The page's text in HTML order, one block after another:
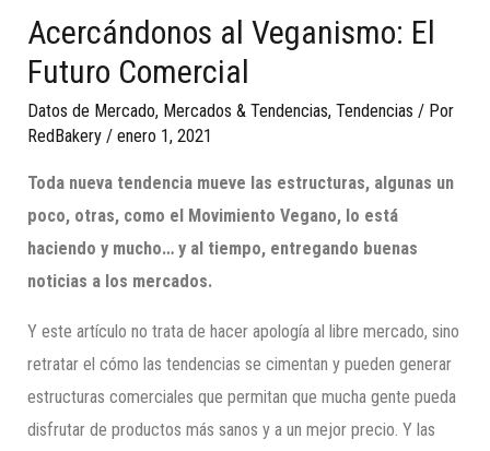
Acercándonos al Veganismo: El
Futuro Comercial
Datos de Mercado, Mercados & Tendencias,Tendencias / Por
RedBakery /enero 1, 2021
Toda nueva tendencia mueve las estructuras, algunas un
poco, otras, como el Movimiento Vegano, lo está
haciendo y mucho… y al tiempo, entregando buenas
noticias a los mercados.
Y este artículo no trata de hacer apología al libre mercado, sino
retratar el cómo las tendencias se cimentan y pueden generar
estructuras comerciales que permitan que mucha gente pueda
disfrutar de productos más sanos y a un mejor precio. Y las